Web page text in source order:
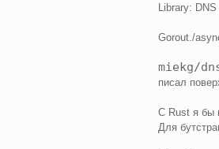
Library: DNS
Gorout./
miekg/
писал
С Rust я бы
Для